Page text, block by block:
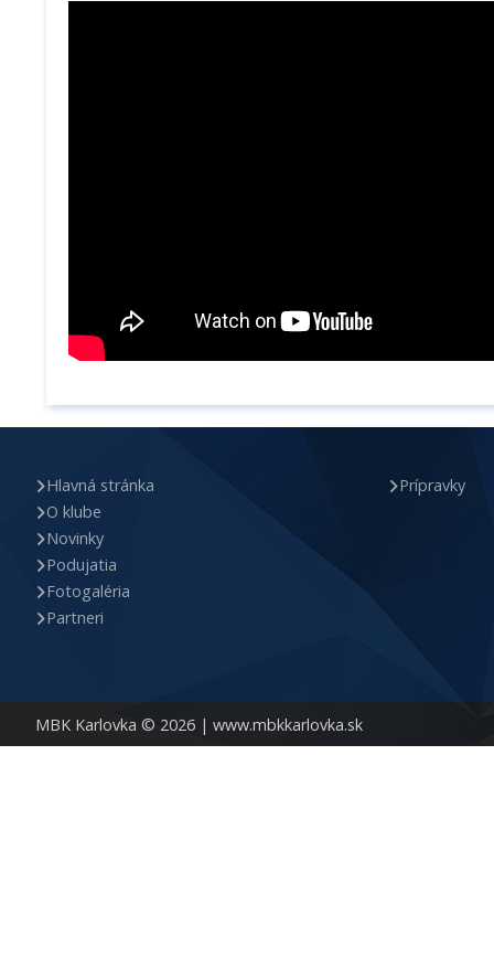
MBK Karlovka © 2026 | www.mbkkarlovka.sk
Hlavná stránka
O klube
Novinky
Podujatia
Fotogaléria
Partneri
Prípravky